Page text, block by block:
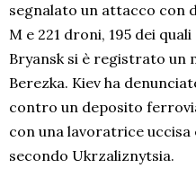
segnalato un attacco con
M e 221 droni, 195 dei
Bryansk si è registrato un
Berezka. Kiev ha
contro un deposito
con una lavoratrice
secondo Ukrzaliznytsia.